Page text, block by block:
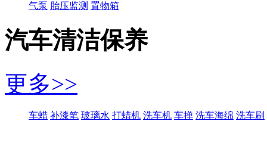
气泵 胎压监测 置物箱
汽车清洁保养
更多>>
车蜡 补漆笔 玻璃水 打蜡机 洗车机 车掸 洗车海绵 洗车刷